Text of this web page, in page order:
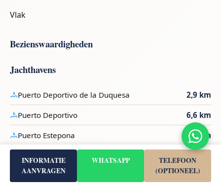
Vlak
Bezienswaardigheden
Jachthavens
Puerto Deportivo de la Duquesa 2,9 km
Puerto Deportivo 6,6 km
Puerto Estepona 6,7 km
Ev Charging
INFORMATIE
AANVRAGEN
WHATSAPP
TELEFOON
(OPTIONEEL)